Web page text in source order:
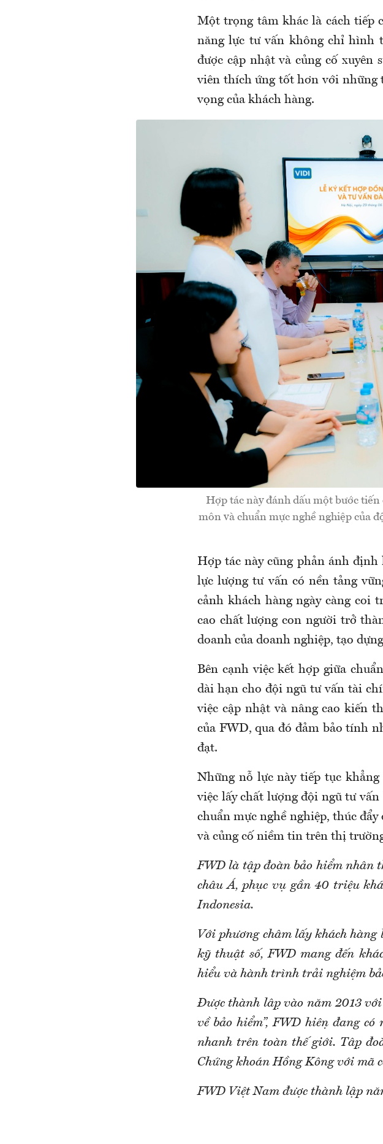
Một trọng tâm khác là cách tiếp
năng lực tư vấn không chỉ hình
được cập nhật và củng cố
viên thích ứng tốt hơn với những
vọng của khách hàng.
Hợp tác này đánh dấu một bước
môn và chuẩn mực nghề nghiệp của
Hợp tác này cũng phản ánh
lực lượng tư vấn có nền tảng
cảnh khách hàng ngày càng coi
cao chất lượng con người trở
doanh của doanh nghiệp, tạo
Bên cạnh việc kết hợp giữa
dài hạn cho đội ngũ tư vấn tài
việc cập nhật và nâng cao kiến
của FWD, qua đó đảm bảo tính
đạt.
Những nỗ lực này tiếp tục
việc lấy chất lượng đội ngũ tư
chuẩn mực nghề nghiệp, thúc
và củng cố niềm tin trên thị
FWD là tập đoàn bảo hiểm nhân
châu Á, phục vụ gần 40 triệu
Indonesia.
Với phương châm lấy khách
kỹ thuật số, FWD mang đến
hiểu và hành trình trải nghiệm
Được thành lập vào năm 2013
về bảo hiểm”, FWD hiện đang
nhanh trên toàn thế giới. Tập
Chứng khoán Hồng Kông với mã
FWD Việt Nam được thành lập